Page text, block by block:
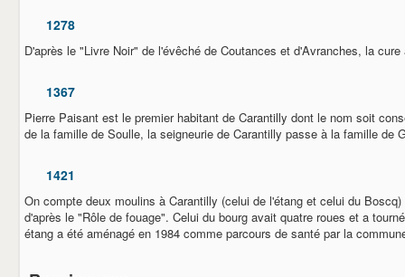
1278
D'après le "Livre Noir" de l'évêché de Coutances et d'Avranches, la
1367
Pierre Paisant est le premier habitant de Carantilly dont le nom soit
de la famille de Soulle, la seigneurie de Carantilly passe à la famille de
1421
On compte deux moulins à Carantilly (celui de l'étang et celui du
d'après le "Rôle de fouage". Celui du bourg avait quatre roues et a
étang a été aménagé en 1984 comme parcours de santé par la